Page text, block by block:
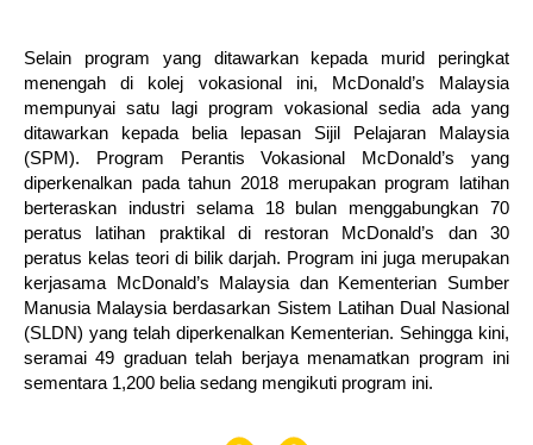
Selain program yang ditawarkan kepada murid peringkat
menengah di kolej vokasional ini, McDonald’s Malaysia
mempunyai satu lagi program vokasional sedia ada yang
ditawarkan kepada belia lepasan Sijil Pelajaran Malaysia
(SPM). Program Perantis Vokasional McDonald’s yang
diperkenalkan pada tahun 2018 merupakan program latihan
berteraskan industri selama 18 bulan menggabungkan 70
peratus latihan praktikal di restoran McDonald’s dan 30
peratus kelas teori di bilik darjah. Program ini juga merupakan
kerjasama McDonald’s Malaysia dan Kementerian Sumber
Manusia Malaysia berdasarkan Sistem Latihan Dual Nasional
(SLDN) yang telah diperkenalkan Kementerian. Sehingga kini,
seramai 49 graduan telah berjaya menamatkan program ini
sementara 1,200 belia sedang mengikuti program ini.